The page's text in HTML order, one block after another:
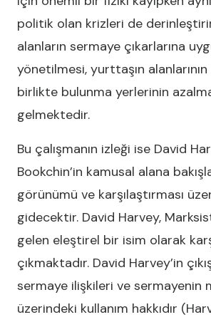
politik olan krizleri de
alanların sermaye çıkarlarına
yönetilmesi, yurttaşın alanlarının
birlikte bulunma yerlerinin
gelmektedir.
Bu çalışmanın izleği ise David
Bookchin’in kamusal alana
görünümü ve karşılaştırması
gidecektir. David Harvey,
gelen eleştirel bir isim olarak
çıkmaktadır. David Harvey’in
sermaye ilişkileri ve sermayenin
üzerindeki kullanım hakkıdır